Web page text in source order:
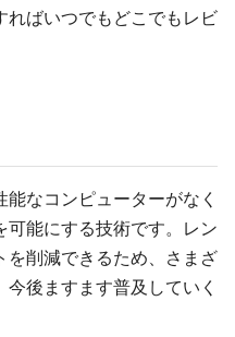
ればいつでもどこでもレビ
なコンピューターがなく
可能にする技術です。レン
を削減できるため、さまざ
後ますます普及していく